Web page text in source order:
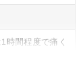
時間程度で痛く